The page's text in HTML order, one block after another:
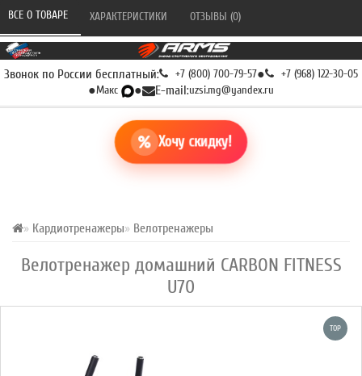
Звонок по России бесплатный: +7 (800) 700-79-57● +7 (968) 122-30-05
●Макс ● E-mail:uzsi.mg@yandex.ru
Хочу скидку!
Кардиотренажеры Велотренажеры
Велотренажер домашний CARBON FITNESS
U70
ВСЕ О ТОВАРЕ ХАРАКТЕРИСТИКИ ОТЗЫВЫ (0)
TOP